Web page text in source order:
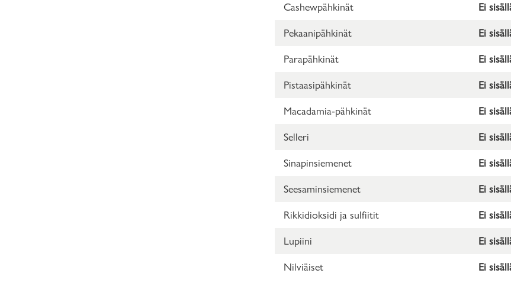
Cashewpähkinät Ei
Pekaanipähkinät Ei
Parapähkinät Ei
Pistaasipähkinät Ei
Macadamia-pähkinät Ei
Selleri Ei
Sinapinsiemenet Ei
Seesaminsiemenet Ei
Rikkidioksidi ja sulfiitit Ei
Lupiini Ei
Nilviäiset Ei